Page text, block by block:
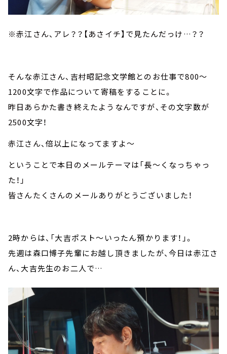
※赤江さん、アレ？？【あさイチ】で見たんだっけ…？？
そんな赤江さん、吉村昭記念文学館とのお仕事で800～
1200文字で作品について寄稿をすることに。
昨日あらかた書き終えたようなんですが、その文字数が
2500文字！
赤江さん、倍以上になってますよ～
ということで本日のメールテーマは「長～くなっちゃっ
た！」
皆さんたくさんのメールありがとうございました！
2時からは、「大吉ポスト～いったん預かります！」。
先週は森口博子先輩にお越し頂きましたが、今日は赤江さ
ん、大吉先生のお二人で…